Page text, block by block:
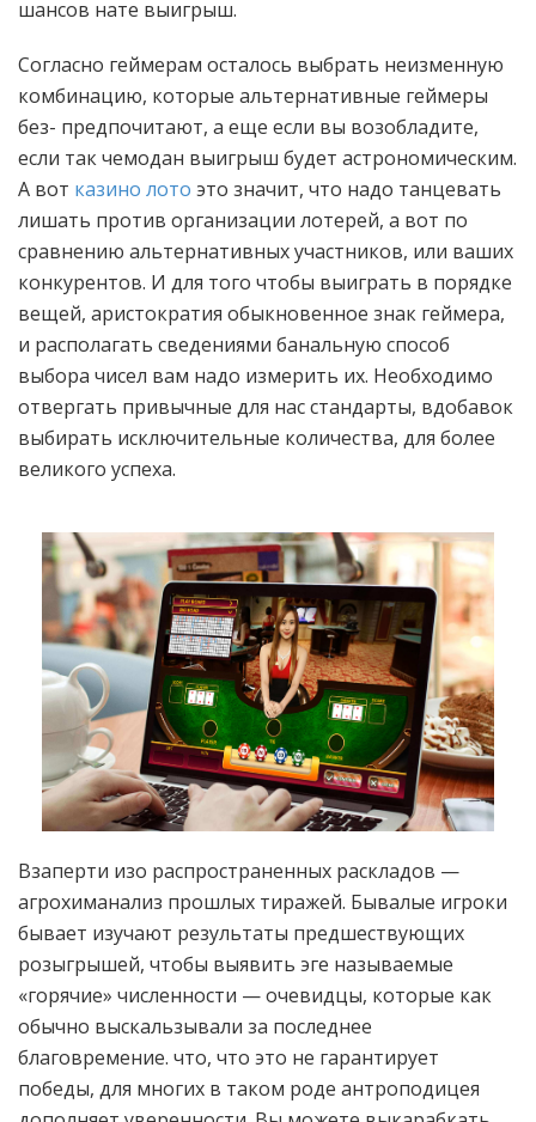
шансов нате выигрыш.
Согласно геймерам осталось выбрать неизменную
комбинацию, которые альтернативные геймеры
без- предпочитают, а еще если вы возобладите,
если так чемодан выигрыш будет астрономическим.
А вот казино лото это значит, что надо танцевать
лишать против организации лотерей, а вот по
сравнению альтернативных участников, или ваших
конкурентов. И для того чтобы выиграть в порядке
вещей, аристократия обыкновенное знак геймера,
и располагать сведениями банальную способ
выбора чисел вам надо измерить их. Необходимо
отвергать привычные для нас стандарты, вдобавок
выбирать исключительные количества, для более
великого успеха.
Взаперти изо распространенных раскладов —
агрохиманализ прошлых тиражей. Бывалые игроки
бывает изучают результаты предшествующих
розыгрышей, чтобы выявить эге называемые
«горячие» численности — очевидцы, которые как
обычно выскальзывали за последнее
благовремение. что, что это не гарантирует
победы, для многих в таком роде антроподицея